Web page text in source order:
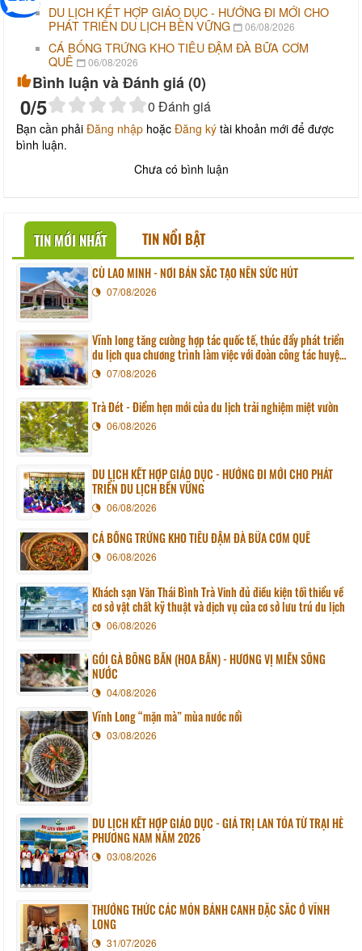
DU LỊCH KẾT HỢP GIÁO DỤC - HƯỚNG ĐI MỚI CHO
PHÁT TRIỂN DU LỊCH BỀN VỮNG
06/08/2026
CÁ BỐNG TRỨNG KHO TIÊU ĐẬM ĐÀ BỮA CƠM
QUÊ
06/08/2026
Bình luận và Đánh giá (0)
0/5 0 Đánh giá
Bạn cần phải Đăng nhập hoặc Đăng ký tài khoản mới để được
bình luận.
Chưa có bình luận
TIN MỚI NHẤT TIN NỔI BẬT
CÙ LAO MINH - NƠI BẢN SẮC TẠO NÊN SỨC HÚT
07/08/2026
Vĩnh long tăng cường hợp tác quốc tế, thúc đẩy phát triển
du lịch qua chương trình làm việc với đoàn công tác huyện
Sunchang (Hàn quốc)
07/08/2026
Trà Đét - Điểm hẹn mới của du lịch trải nghiệm miệt vườn
06/08/2026
DU LỊCH KẾT HỢP GIÁO DỤC - HƯỚNG ĐI MỚI CHO PHÁT
TRIỂN DU LỊCH BỀN VỮNG
06/08/2026
CÁ BỐNG TRỨNG KHO TIÊU ĐẬM ĐÀ BỮA CƠM QUÊ
06/08/2026
Khách sạn Văn Thái Bình Trà Vinh đủ điều kiện tối thiểu về
cơ sở vật chất kỹ thuật và dịch vụ của cơ sở lưu trú du lịch
06/08/2026
GỎI GÀ BÔNG BẦN (HOA BẦN) - HƯƠNG VỊ MIỀN SÔNG
NƯỚC
04/08/2026
Vĩnh Long “mặn mà” mùa nước nổi
03/08/2026
DU LỊCH KẾT HỢP GIÁO DỤC - GIÁ TRỊ LAN TỎA TỪ TRẠI HÈ
PHƯƠNG NAM NĂM 2026
03/08/2026
THƯỞNG THỨC CÁC MÓN BÁNH CANH ĐẶC SẮC Ở VĨNH
LONG
31/07/2026